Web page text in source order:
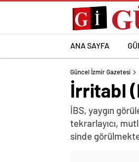
ANA SAYFA
Güncel İzmir Gazetesi
İrritabl
İBS, yaygın
tekrarlayıcı,
sinde